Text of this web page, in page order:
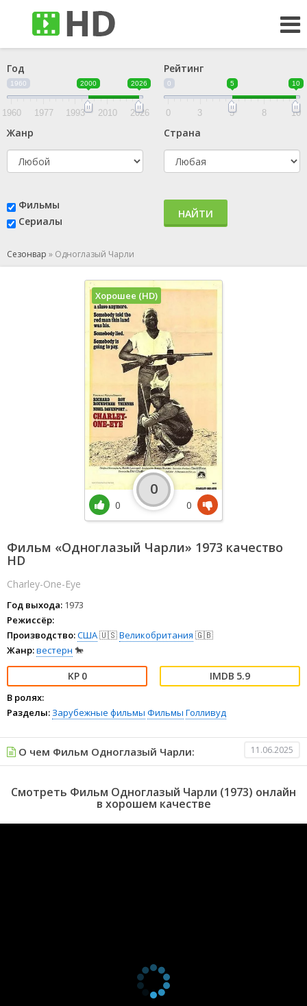
Год
1960 2000 2026
1960 1977 1993 2010 2026
Рейтинг
0 5 10
0 3 5 8 10
Жанр Страна
Фильмы
Сериалы
НАЙТИ
Сезонвар » Одноглазый Чарли
Фильм «Одноглазый Чарли» 1973 качество
HD
Charley-One-Eye
Год выхода: 1973
Режиссёр:
Производство:США🇺🇸Великобритания 🇬🇧
Жанр:вестерн 🐎
0 5.9
В ролях:
Разделы: Зарубежные фильмы Фильмы Голливуд
Хорошее (HD)
0
0
0
О чем Фильм Одноглазый Чарли: 11.06.2025
Смотреть Фильм Одноглазый Чарли (1973) онлайн
в хорошем качестве